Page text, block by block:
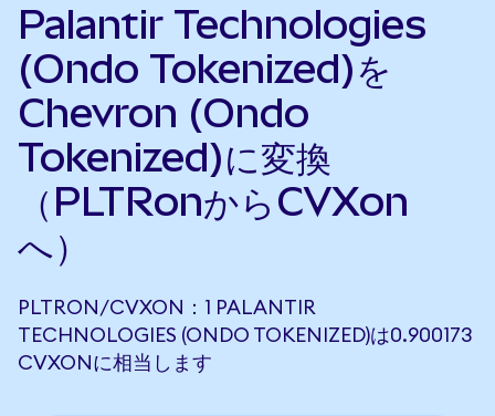
Palantir Technologies
(Ondo Tokenized)を
Chevron (Ondo
Tokenized)に変換
（PLTRonからCVXon
へ）
PLTRON/CVXON：1 PALANTIR
TECHNOLOGIES (ONDO TOKENIZED)は0.900173
CVXONに相当します